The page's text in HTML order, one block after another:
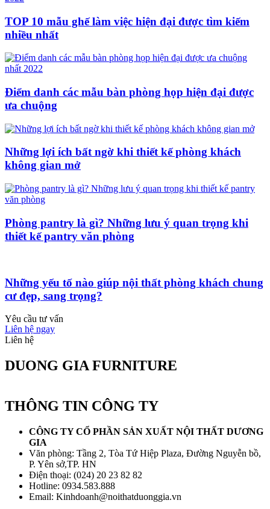
TOP 10 mẫu ghế làm việc hiện đại được tìm kiếm
nhiều nhất
Điểm danh các mẫu bàn phòng họp hiện đại được
ưa chuộng
Những lợi ích bất ngờ khi thiết kế phòng khách
không gian mở
Phòng pantry là gì? Những lưu ý quan trọng khi
thiết kế pantry văn phòng
Những yếu tố nào giúp nội thất phòng khách chung
cư đẹp, sang trọng?
Yêu cầu tư vấn
Liên hệ ngay
Liên hệ
DUONG GIA FURNITURE
THÔNG TIN CÔNG TY
CÔNG TY CỔ PHẦN SẢN XUẤT NỘI THẤT DƯƠNG
GIA
Văn phòng: Tầng 2, Tòa Tứ Hiệp Plaza, Đường Nguyễn bồ,
P. Yên sở,TP. HN
Điện thoại: (024) 20 23 82 82
Hotline: 0934.583.888
Email: Kinhdoanh@noithatduonggia.vn